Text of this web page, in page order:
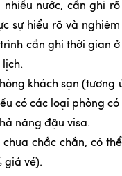
nhiều nước, cần ghi
sự hiểu rõ và
cần ghi thời gian
lịch.
khách sạn (tương
có các loại phòng
năng đậu visa.
chắc chắn, có
giá vé).